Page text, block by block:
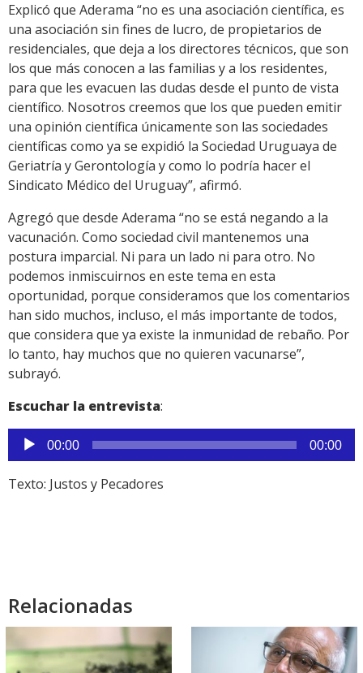
Explicó que Aderama “no es una asociación científica, es
una asociación sin fines de lucro, de propietarios de
residenciales, que deja a los directores técnicos, que son
los que más conocen a las familias y a los residentes,
para que les evacuen las dudas desde el punto de vista
científico. Nosotros creemos que los que pueden emitir
una opinión científica únicamente son las sociedades
científicas como ya se expidió la Sociedad Uruguaya de
Geriatría y Gerontología y como lo podría hacer el
Sindicato Médico del Uruguay”, afirmó.
Agregó que desde Aderama “no se está negando a la
vacunación. Como sociedad civil mantenemos una
postura imparcial. Ni para un lado ni para otro. No
podemos inmiscuirnos en este tema en esta
oportunidad, porque consideramos que los comentarios
han sido muchos, incluso, el más importante de todos,
que considera que ya existe la inmunidad de rebaño. Por
lo tanto, hay muchos que no quieren vacunarse”,
subrayó.
Escuchar la entrevista:
Reproductor
de
audio
00:00 00:00
Texto: Justos y Pecadores
Relacionadas